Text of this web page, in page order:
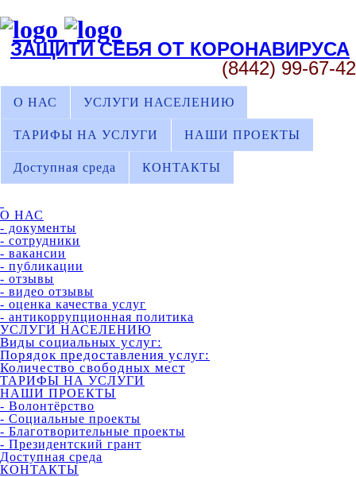
ЗАЩИТИ СЕБЯ ОТ КОРОНАВИРУСА
(8442) 99-67-42
О НАС УСЛУГИ НАСЕЛЕНИЮ
ТАРИФЫ НА УСЛУГИ НАШИ ПРОЕКТЫ
Доступная среда КОНТАКТЫ
О НАС
- документы
- сотрудники
- вакансии
- публикации
- отзывы
- видео отзывы
- оценка качества услуг
- антикоррупционная политика
УСЛУГИ НАСЕЛЕНИЮ
Виды социальных услуг:
Порядок предоставления услуг:
Количество свободных мест
ТАРИФЫ НА УСЛУГИ
НАШИ ПРОЕКТЫ
- Волонтёрство
- Социальные проекты
- Благотворительные проекты
- Президентский грант
Доступная среда
КОНТАКТЫ